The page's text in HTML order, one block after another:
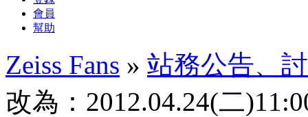
會員
幫助
Zeiss Fans » 站務公告、
改為：2012.04.24(二